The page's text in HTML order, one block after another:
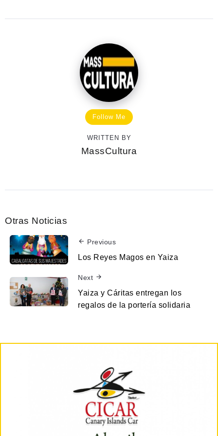
Follow Me
WRITTEN BY
MassCultura
Otras Noticias
Previous
Los Reyes Magos en Yaiza
Next
Yaiza y Cáritas entregan los
regalos de la portería solidaria